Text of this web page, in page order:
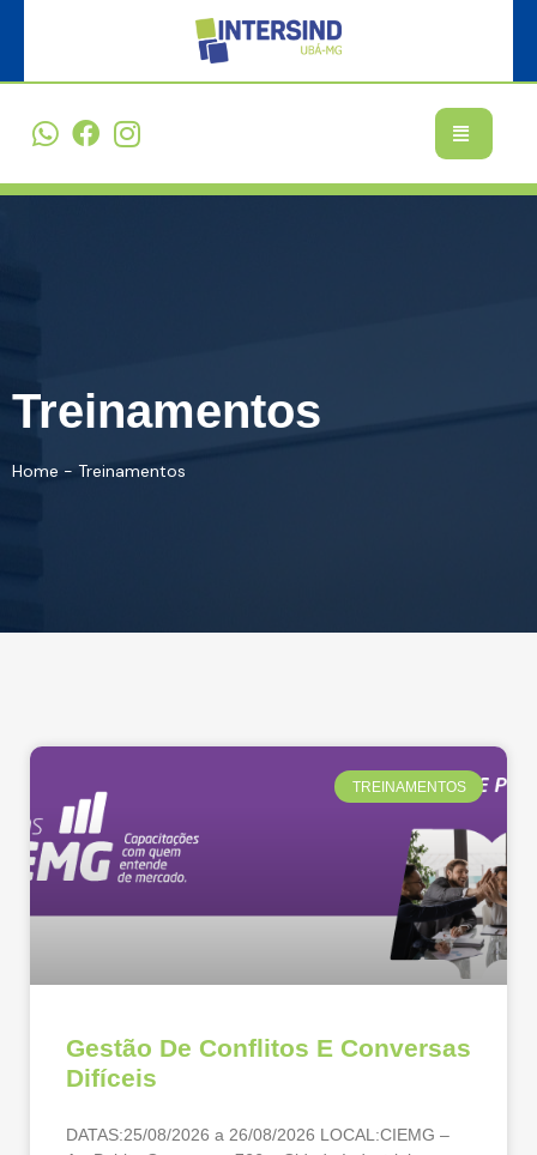
Treinamentos
Home - Treinamentos
TREINAMENTOS
Gestão De Conflitos E Conversas
Difíceis
DATAS:25/08/2026 a 26/08/2026 LOCAL:CIEMG –